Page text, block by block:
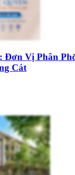
Đơn Vị Phân
Cát